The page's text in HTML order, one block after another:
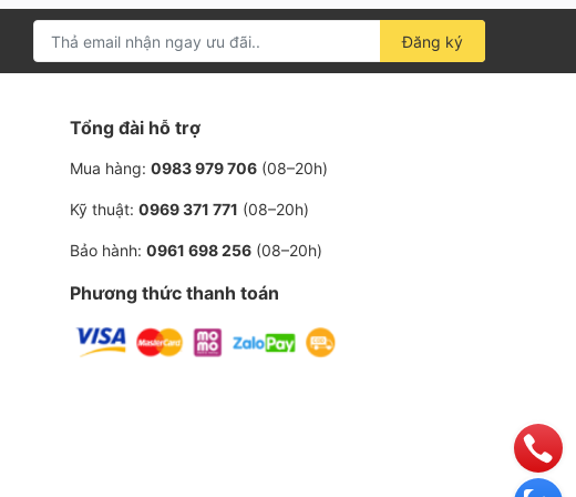
Đăng ký
Tổng đài hỗ trợ
Mua hàng: 0983 979 706 (08–20h)
Kỹ thuật: 0969 371 771 (08–20h)
Bảo hành: 0961 698 256 (08–20h)
Phương thức thanh toán